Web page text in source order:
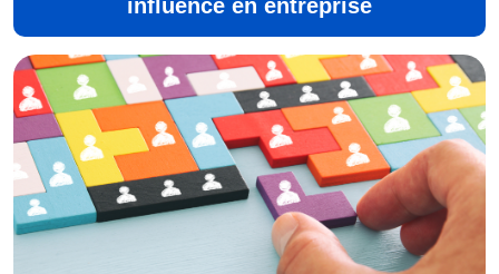
influence en entreprise